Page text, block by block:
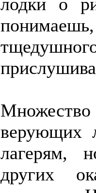
лодки о
Множество
верующих
лагерям,
других